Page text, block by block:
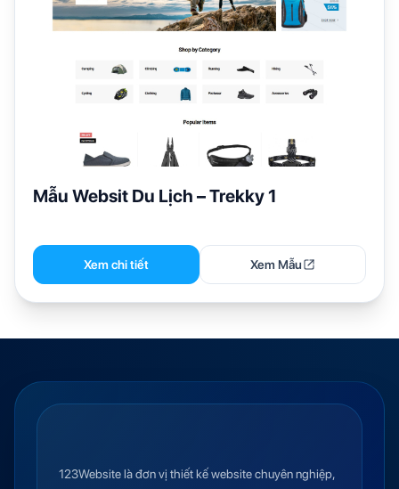
Mẫu Websit Du Lịch – Trekky 1
Xem chi tiết Xem Mẫu
123Website là đơn vị thiết kế website chuyên nghiệp,